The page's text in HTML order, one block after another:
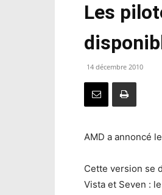
Les
14 décembre 2010
AMD a annoncé
Cette version se
Vista et Seven :